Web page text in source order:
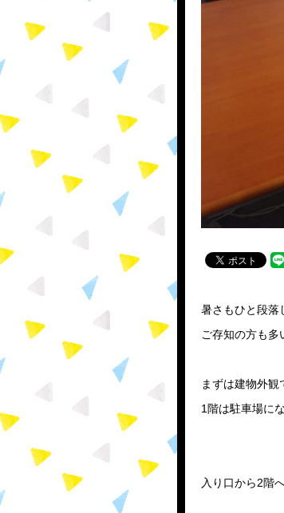
暑さもひと段落
ご存知の方も多
まずは建物外観
1階は駐車場に
入り口から2階